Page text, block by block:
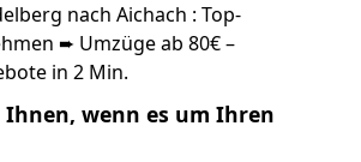
nach Aichach : Top-
➨ Umzüge ab 80€ –
in 2 Min.
wenn es um Ihren